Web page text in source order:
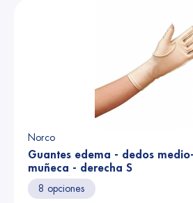
Norco
Guantes edema - dedos
muñeca - derecha S
8 opciones